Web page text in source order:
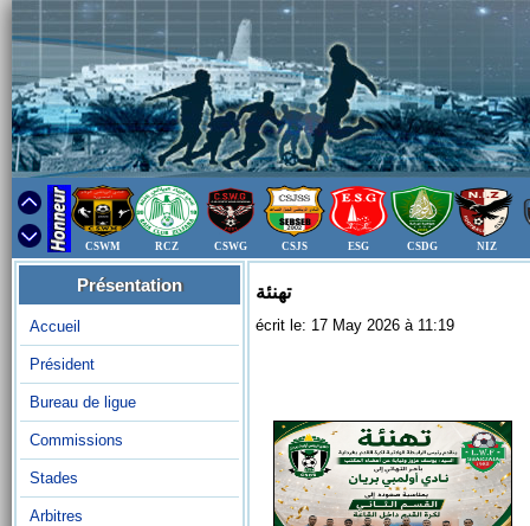
CSWM RCZ CSWG CSJS ESG CSDG NIZ
Présentation
Accueil
Président
Bureau de ligue
Commissions
Stades
Arbitres
تهنئة
écrit le: 17 May 2026 à 11:19